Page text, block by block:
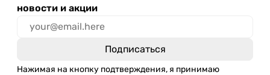
новости и акции
Нажимая на кнопку подтверждения, я принимаю